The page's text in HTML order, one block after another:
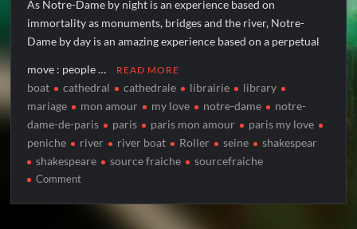
As Notre-Dame by night is an experience based on
immortality as monuments, bridges and the river, Notre-
Dame by day is an amazing experience based on a perpetual
move : people … READ MORE
boat cathedral cathedrale librairie
library
mariage
mon amour my love notre-dame
notre-
dame-de-paris
paris paris mon amour
paris my love
peniche
river river boat Roller seine
shakespear
shakespeare
source fraiche sourcefraiche
Commenton